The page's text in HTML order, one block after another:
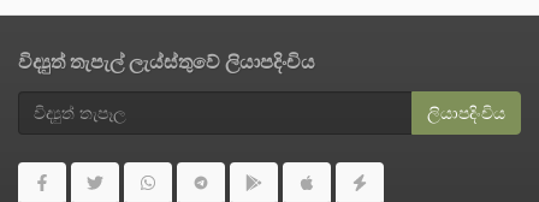
විද්‍යුත් තැපැල් ලැය්ස්තුවේ ලියාපදිංචිය
ලියාපදිංචිය